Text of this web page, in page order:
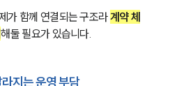
가 함께 연결되는 구조라 계약 체
해둘 필요가 있습니다.
지는 운영 부담